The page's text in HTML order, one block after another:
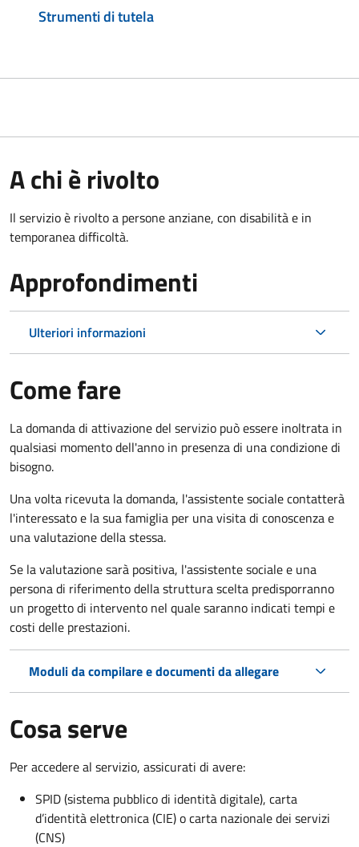
Strumenti di tutela
A chi è rivolto
Il servizio è rivolto a persone anziane, con disabilità e in
temporanea difficoltà.
Approfondimenti
Ulteriori informazioni
Come fare
La domanda di attivazione del servizio può essere inoltrata in
qualsiasi momento dell'anno in presenza di una condizione di
bisogno.
Una volta ricevuta la domanda, l'assistente sociale contatterà
l'interessato e la sua famiglia per una visita di conoscenza e
una valutazione della stessa.
Se la valutazione sarà positiva, l'assistente sociale e una
persona di riferimento della struttura scelta predisporranno
un progetto di intervento nel quale saranno indicati tempi e
costi delle prestazioni.
Moduli da compilare e documenti da allegare
Cosa serve
Per accedere al servizio, assicurati di avere:
SPID (sistema pubblico di identità digitale), carta
d’identità elettronica (CIE) o carta nazionale dei servizi
(CNS)